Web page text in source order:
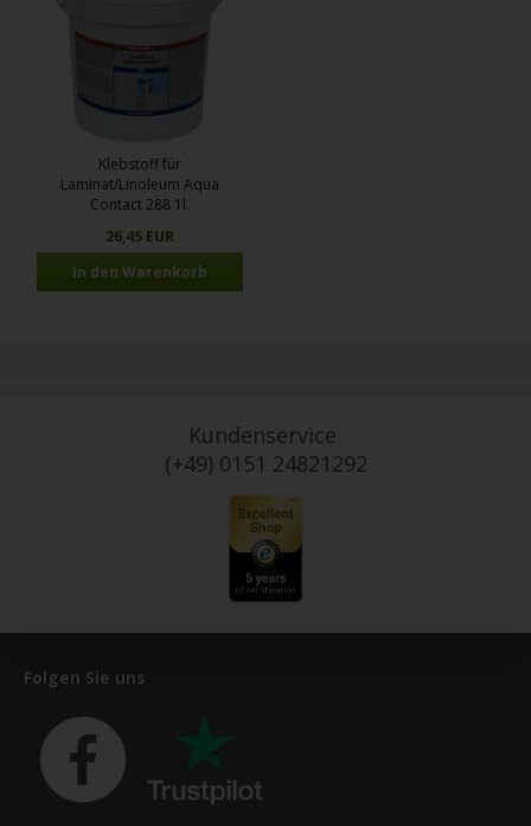
Klebstoff für
Laminat/Linoleum Aqua
Contact 288 1l.
26,45 EUR
Kundenservice
(+49) 0151 24821292
Folgen Sie uns